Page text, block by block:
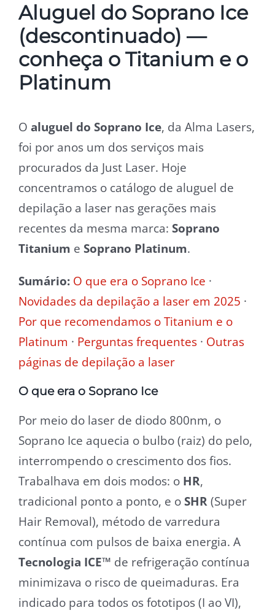
Aluguel do Soprano Ice
(descontinuado) —
conheça o Titanium e o
Platinum
O aluguel do Soprano Ice, da Alma Lasers,
foi por anos um dos serviços mais
procurados da Just Laser. Hoje
concentramos o catálogo de aluguel de
depilação a laser nas gerações mais
recentes da mesma marca: Soprano
Titanium e Soprano Platinum.
Sumário: O que era o Soprano Ice ·
Novidades da depilação a laser em 2025 ·
Por que recomendamos o Titanium e o
Platinum · Perguntas frequentes · Outras
páginas de depilação a laser
O que era o Soprano Ice
Por meio do laser de diodo 800nm, o
Soprano Ice aquecia o bulbo (raiz) do pelo,
interrompendo o crescimento dos fios.
Trabalhava em dois modos: o HR,
tradicional ponto a ponto, e o SHR (Super
Hair Removal), método de varredura
contínua com pulsos de baixa energia. A
Tecnologia ICE™ de refrigeração contínua
minimizava o risco de queimaduras. Era
indicado para todos os fototipos (I ao VI),